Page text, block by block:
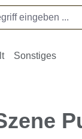
Sonstiges